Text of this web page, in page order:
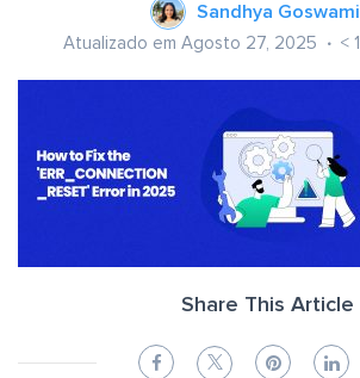
Sandhya Goswami
Atualizado em Agosto 27, 2025 < 1
Share This Article